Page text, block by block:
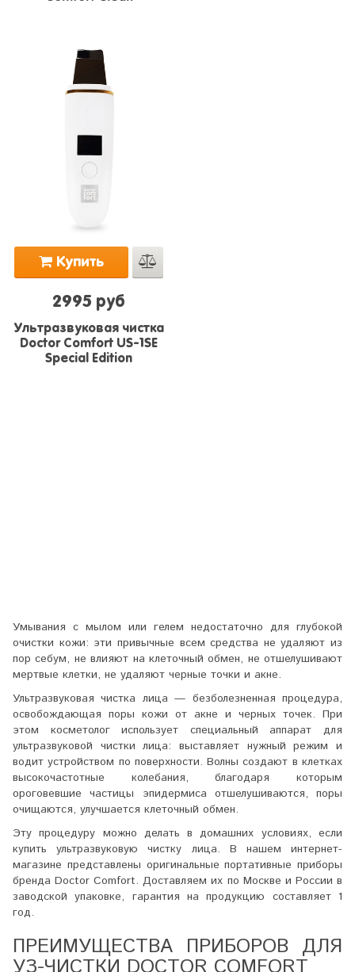
Купить
2995 руб
Ультразвуковая чистка
Doctor Comfort US-1SE
Special Edition
Умывания с мылом или гелем недостаточно для глубокой
очистки кожи: эти привычные всем средства не удаляют из
пор себум, не влияют на клеточный обмен, не отшелушивают
мертвые клетки, не удаляют черные точки и акне.
Ультразвуковая чистка лица — безболезненная процедура,
освобождающая поры кожи от акне и черных точек. При
этом косметолог использует специальный аппарат для
ультразвуковой чистки лица: выставляет нужный режим и
водит устройством по поверхности. Волны создают в клетках
высокочастотные колебания, благодаря которым
ороговевшие частицы эпидермиса отшелушиваются, поры
очищаются, улучшается клеточный обмен.
Эту процедуру можно делать в домашних условиях, если
купить ультразвуковую чистку лица. В нашем интернет-
магазине представлены оригинальные портативные приборы
бренда Doctor Comfort. Доставляем их по Москве и России в
заводской упаковке, гарантия на продукцию составляет 1
год.
ПРЕИМУЩЕСТВА ПРИБОРОВ ДЛЯ